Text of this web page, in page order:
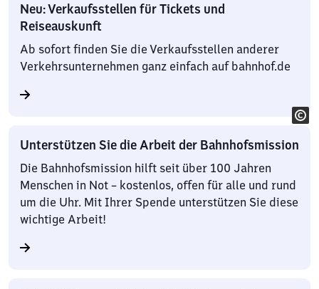
Neu: Verkaufsstellen für Tickets und
Reiseauskunft
Ab sofort finden Sie die Verkaufsstellen anderer
Verkehrsunternehmen ganz einfach auf bahnhof.de
Unterstützen Sie die Arbeit der Bahnhofsmission
Die Bahnhofsmission hilft seit über 100 Jahren
Menschen in Not – kostenlos, offen für alle und rund
um die Uhr. Mit Ihrer Spende unterstützen Sie diese
wichtige Arbeit!